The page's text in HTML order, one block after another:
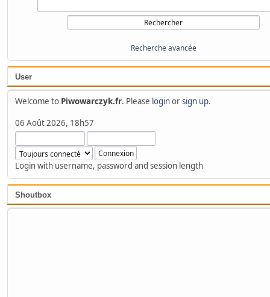
Recherche avancée
User
Welcome to Piwowarczyk.fr. Please loginorsign up.
06 Août 2026, 18h57
Login with username, password and session length
Shoutbox